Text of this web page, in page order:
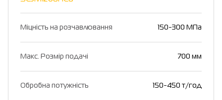
Міцність на розчавлювання 150-300 МПа
Макс. Розмір подачі 700 мм
Обробна потужність 150-450 т/год